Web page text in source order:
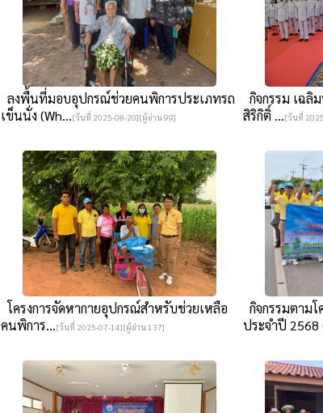
ลงพื้นที่มอบอุปกรณ์ช่วยคนพิการประเภทรถ
เข็นนั่ง (Wh...[วันที่ 2025-08-20][ผู้อ่าน 99]
กิจกรรม เฉลิ
สิริกิติ์ ...[วันที่
โครงการจัดหากายอุปกรณ์สำหรับช่วยเหลือ
คนพิการ​...[วันที่ 2025-07-14][ผู้อ่าน 137]
กิจกรรมตามโ
ประจำปี 2568